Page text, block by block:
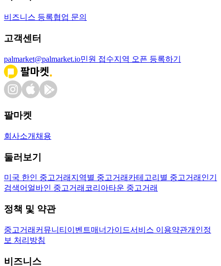
비즈니스 등록협업 문의
고객센터
palmarket@palmarket.io민원 접수지역 오픈 등록하기
팔마켓
회사소개 채용
둘러보기
미국 한인 중고거래 지역별 중고거래 카테고리별 중고거래 인기
검색어 얼바인 중고거래 코리아타운 중고거래
정책 및 약관
중고거래 커뮤니티 이벤트매너가이드서비스 이용약관개인정
보 처리방침
비즈니스